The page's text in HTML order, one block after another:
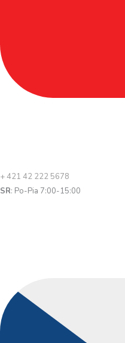
+ 421 42 222 5678
SR: Po-Pia 7:00-15:00